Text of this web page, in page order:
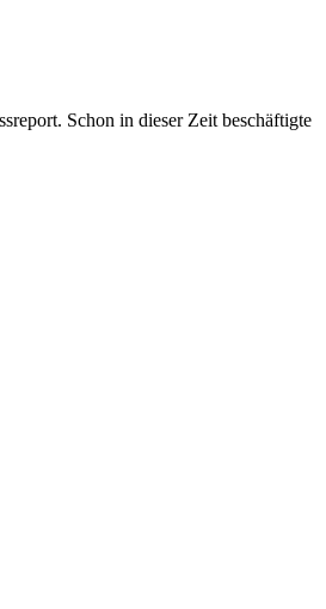
Schon in dieser Zeit beschäftigte